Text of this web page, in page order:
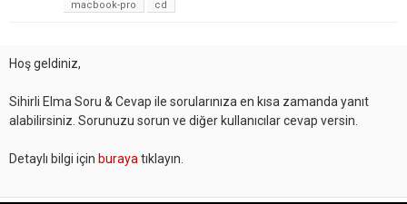
macbook-pro
cd
Hoş geldiniz,
Sihirli Elma Soru & Cevap ile sorularınıza en kısa zamanda yanıt
alabilirsiniz. Sorunuzu sorun ve diğer kullanıcılar cevap versin.
Detaylı bilgi için buraya tıklayın.